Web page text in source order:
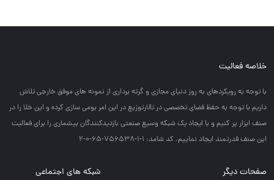
خلاصه فعالیت
با توجه به رويكردهاي به روز دنياي مجازي و گرته برداري از نمونه هاي موفق خارجي تلاش
داريم با توجه به حفظ فضاي تخصصي در تالارتوزيع در اين امر بومي سازي كرده و اين خلا را در
صنف ابزار پر كنيم و با ايجاد يك شبكه وسيع صنعتي بازديدكنندگان بيشماري را براي فعاليت
اين صنف قدرتمند ايجاد نماييم. کد شامد: 1-1-756538-65-0-2
صفحات دیگر
شبکه های اجتماعی